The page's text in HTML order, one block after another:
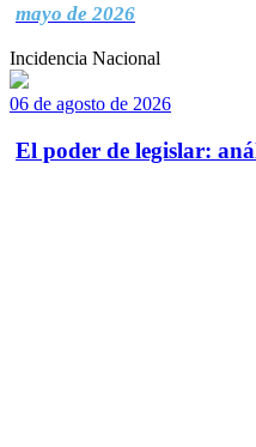
mayo de 2026
Incidencia Nacional
06 de agosto de 2026
El poder de legislar: